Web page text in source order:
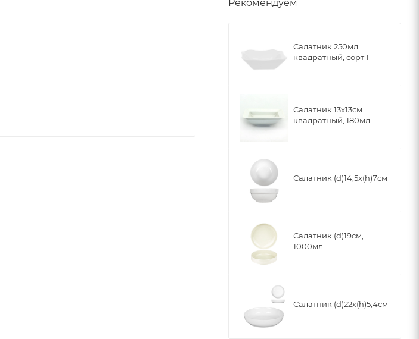
Рекомендуем
Салатник 250мл
квадратный, сорт 1
Салатник 13x13см
квадратный, 180мл
Салатник (d)14,5x(h)7см
Салатник (d)19см,
1000мл
Салатник (d)22x(h)5,4см